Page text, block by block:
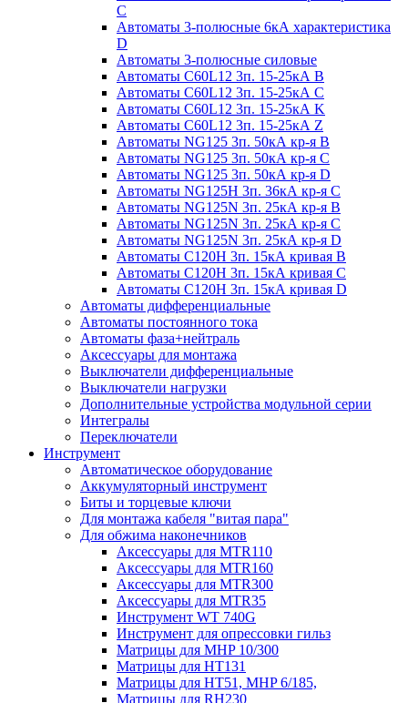
C
Автоматы 3-полюсные 6кА характеристика
D
Автоматы 3-полюсные силовые
Автоматы C60L12 3п. 15-25кА B
Автоматы C60L12 3п. 15-25кА C
Автоматы C60L12 3п. 15-25кА K
Автоматы C60L12 3п. 15-25кА Z
Автоматы NG125 3п. 50кА кр-я B
Автоматы NG125 3п. 50кА кр-я C
Автоматы NG125 3п. 50кА кр-я D
Автоматы NG125H 3п. 36кА кр-я C
Автоматы NG125N 3п. 25кА кр-я B
Автоматы NG125N 3п. 25кА кр-я C
Автоматы NG125N 3п. 25кА кр-я D
Автоматы С120Н 3п. 15кА кривая B
Автоматы С120Н 3п. 15кА кривая C
Автоматы С120Н 3п. 15кА кривая D
Автоматы дифференциальные
Автоматы постоянного тока
Автоматы фаза+нейтраль
Аксессуары для монтажа
Выключатели дифференциальные
Выключатели нагрузки
Дополнительные устройства модульной серии
Интегралы
Переключатели
Инструмент
Автоматическое оборудование
Аккумуляторный инструмент
Биты и торцевые ключи
Для монтажа кабеля "витая пара"
Для обжима наконечников
Аксессуары для MTR110
Аксессуары для MTR160
Аксессуары для MTR300
Аксессуары для MTR35
Инструмент WT 740G
Инструмент для опрессовки гильз
Матрицы для MHP 10/300
Матрицы для НТ131
Матрицы для НТ51, MHP 6/185,
Матрицы для RH230